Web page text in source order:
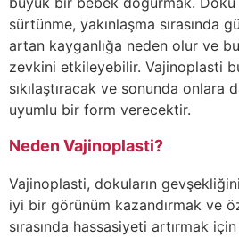
sürtünme, yakınlaşma sırasında
artan kayganlığa neden olur ve
zevkini etkileyebilir. Vajinoplasti
sıkılaştıracak ve sonunda onlara
uyumlu bir form verecektir.
Neden Vajinoplasti?
Vajinoplasti, dokuların
iyi bir görünüm kazandırmak ve
sırasında hassasiyeti artırmak için